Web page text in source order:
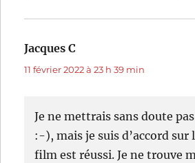
Jacques C
11 février 2022 à 23 h 39 min
Je ne mettrais sans doute
:-), mais je suis d’accord sur
film est réussi. Je ne trouve